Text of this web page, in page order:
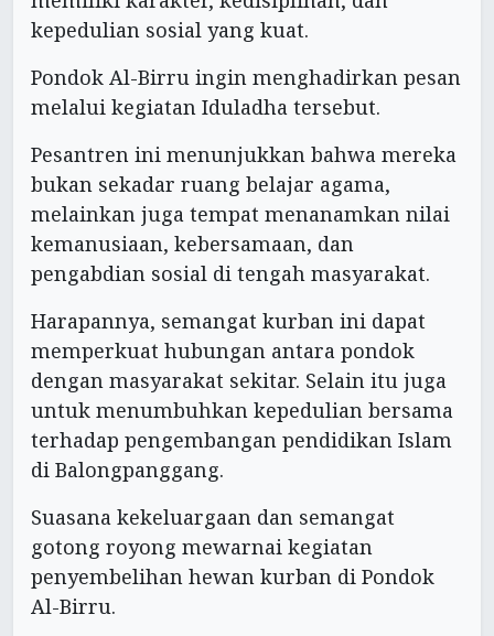
kepedulian sosial yang kuat.
Pondok Al-Birru ingin menghadirkan pesan
melalui kegiatan Iduladha tersebut.
Pesantren ini menunjukkan bahwa mereka
bukan sekadar ruang belajar agama,
melainkan juga tempat menanamkan nilai
kemanusiaan, kebersamaan, dan
pengabdian sosial di tengah masyarakat.
Harapannya, semangat kurban ini dapat
memperkuat hubungan antara pondok
dengan masyarakat sekitar. Selain itu juga
untuk menumbuhkan kepedulian bersama
terhadap pengembangan pendidikan Islam
di Balongpanggang.
Suasana kekeluargaan dan semangat
gotong royong mewarnai kegiatan
penyembelihan hewan kurban di Pondok
Al-Birru.